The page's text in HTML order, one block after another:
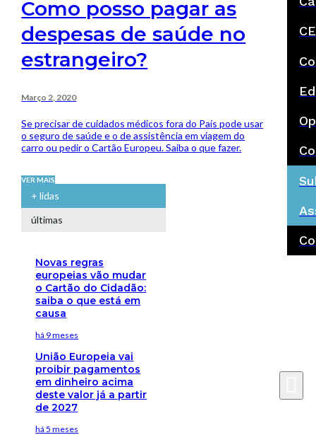
Como posso pagar as
despesas de saúde no
estrangeiro?
Março 2, 2020
Se precisar de cuidados médicos fora do País pode usar
o seguro de saúde e o de assistência em viagem do
carro ou pedir o Cartão Europeu. Saiba o que fazer.
VER MAIS
+ lidas
últimas
Novas regras
europeias vão mudar
o Cartão do Cidadão:
saiba o que está em
causa
há 9 meses
União Europeia vai
proibir pagamentos
em dinheiro acima
deste valor já a partir
de 2027
há 5 meses